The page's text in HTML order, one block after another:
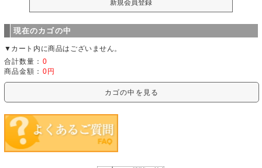
現在のカゴの中
▼カート内に商品はございません。
合計数量： 0
商品金額： 0円
カゴの中を見る